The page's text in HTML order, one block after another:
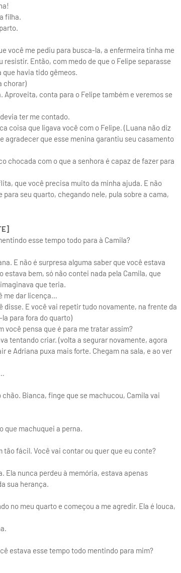
filha.
você me pediu para busca-la, a enfermeira tinha me
Então, com medo de que o Felipe separasse
havia tido gêmeos.
chorar)
conta para o Felipe também e veremos se
ter me contado.
coisa que ligava você com o Felipe. (Luana não diz
agradecer que esse menina garantiu seu casamento
chocada com o que a senhora é capaz de fazer para
que você precisa muito da minha ajuda. E não
seu quarto, chegando nele, pula sobre a cama,
esse tempo todo para à Camila?
E não é surpresa alguma saber que você estava
bem, só não contei nada pela Camila, que
que teria.
me dar licença…
E você vai repetir tudo novamente, na frente da
para fora do quarto)
você pensa que é para me tratar assim?
tentando criar. (volta a segurar novamente, agora
e Adriana puxa mais forte. Chegam na sala, e ao ver
Bianca, finge que se machucou, Camila vai
que machuquei a perna.
tão fácil. Você vai contar ou quer que eu conte?
Ela nunca perdeu à memória, estava apenas
sua herança.
no meu quarto e começou a me agredir. Ela é louca,
estava esse tempo todo mentindo para mim?